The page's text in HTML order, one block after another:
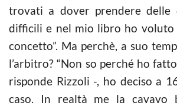
trovati a dover prendere delle
difficili e nel mio libro ho voluto
concetto”. Ma perchè, a suo
l’arbitro? “Non so perché ho
risponde Rizzoli -, ho deciso a
caso. In realtà me la cavavo